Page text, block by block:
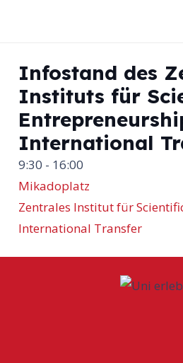
Infostand des
Instituts für
International
9:30 - 16:00
Mikadoplatz
Zentrales Institut für
International Transfer